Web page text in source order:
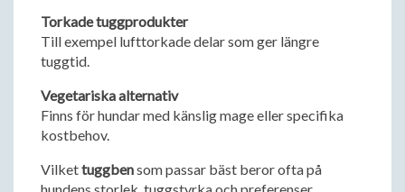
Torkade tuggprodukter
Till exempel lufttorkade delar som ger längre
tuggtid.
Vegetariska alternativ
Finns för hundar med känslig mage eller specifika
kostbehov.
Vilkettuggbensom passar bäst beror ofta på